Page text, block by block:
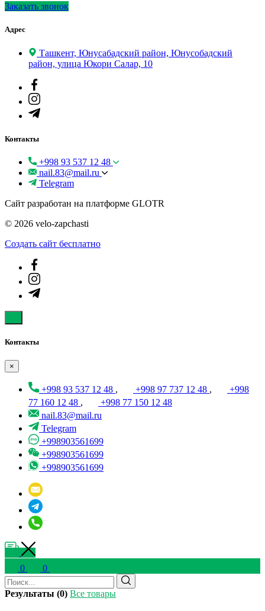
Заказать звонок
Адрес
Ташкент, Юнусабадский район, Юнусобадский
район, улица Юкори Салар, 10
Контакты
+998 93 537 12 48
nail.83@mail.ru
Telegram
Сайт разработан на платформе GLOTR
© 2026 velo-zapchasti
Создать cайт бесплатно
Контакты
×
+998 93 537 12 48 , +998 97 737 12 48 ,
+998
77 160 12 48 ,
+998 77 150 12 48
nail.83@mail.ru
Telegram
+998903561699
+998903561699
+998903561699
0 0
Результаты (0) Все товары